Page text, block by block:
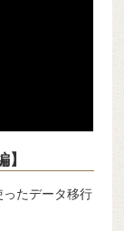
たデータ移行